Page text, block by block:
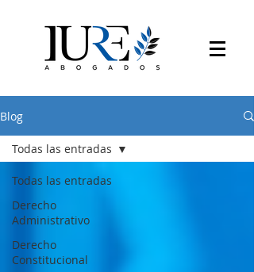
Blog
Todas las entradas
Derecho
Administrativo
Derecho
Constitucional
Todas las entradas